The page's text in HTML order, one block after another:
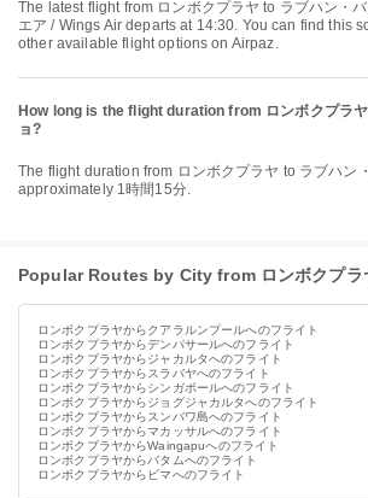
The latest flight from ロンボクプラヤ to ラブハン・バジョ with ウィングス・
エア / Wings Air departs at 14:30. You can find this
other available flight options on Airpaz.
How long is the flight duration from ロンボクプラ
ョ?
The flight duration from ロンボクプラヤ to ラブハン・バジョ is
approximately 1時間15分.
Popular Routes by City from ロンボクプラ
ロンボクプラヤからクアラルンプールへのフライト
ロンボクプラヤからデンパサールへのフライト
ロンボクプラヤからジャカルタへのフライト
ロンボクプラヤからスラバヤへのフライト
ロンボクプラヤからシンガポールへのフライト
ロンボクプラヤからジョグジャカルタへのフライト
ロンボクプラヤからスンバワ島へのフライト
ロンボクプラヤからマカッサルへのフライト
ロンボクプラヤからWaingapuへのフライト
ロンボクプラヤからバタムへのフライト
ロンボクプラヤからビマへのフライト